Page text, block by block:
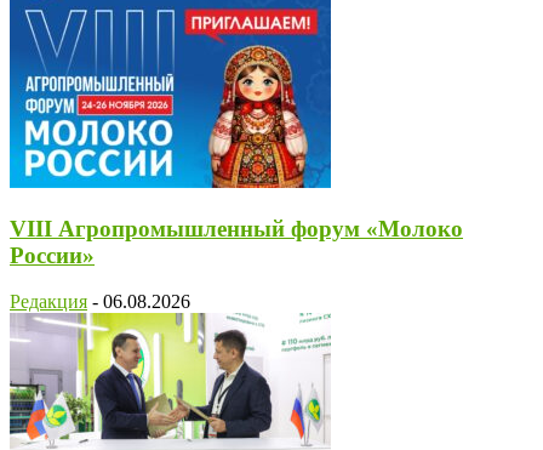
VIII Агропромышленный форум «Молоко
России»
Редакция - 06.08.2026